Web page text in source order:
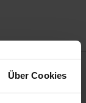
Über Cookies
Dank der